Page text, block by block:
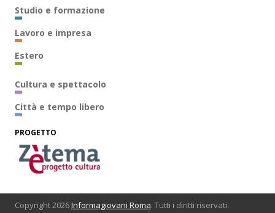
Studio e formazione
Lavoro e impresa
Estero
Cultura e spettacolo
Città e tempo libero
PROGETTO
Copyright 2026Informagiovani Roma. Tutti i diritti riservati.